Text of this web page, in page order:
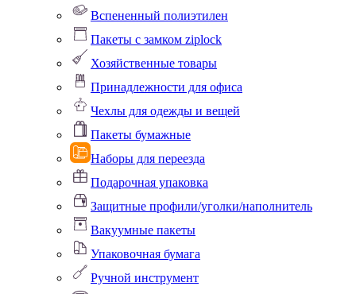
Вспененный полиэтилен
Пакеты с замком ziplock
Хозяйственные товары
Принадлежности для офиса
Чехлы для одежды и вещей
Пакеты бумажные
Наборы для переезда
Подарочная упаковка
Защитные профили/уголки/наполнитель
Вакуумные пакеты
Упаковочная бумага
Ручной инструмент